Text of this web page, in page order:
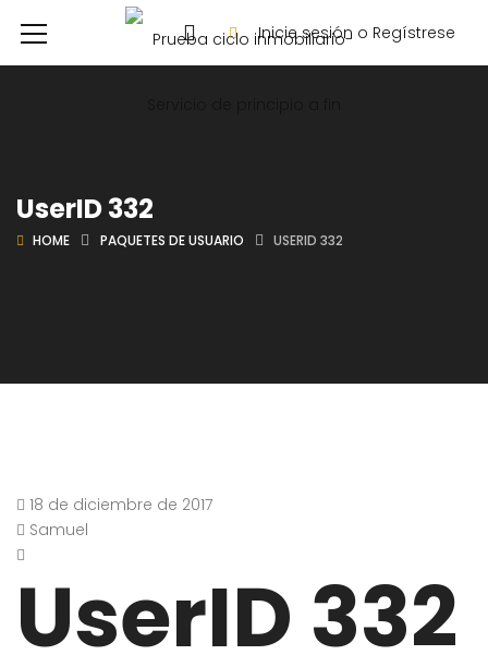
Inicie sesión o Regístrese
UserID 332
HOME PAQUETES DE USUARIO USERID 332
18 de diciembre de 2017
Samuel
UserID 332